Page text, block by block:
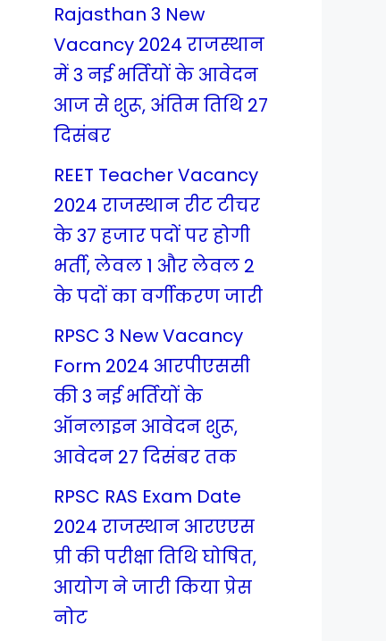
Rajasthan 3 New
Vacancy 2024 राजस्थान
में 3 नई भर्तियों के आवेदन
आज से शुरू, अंतिम तिथि 27
दिसंबर
REET Teacher Vacancy
2024 राजस्थान रीट टीचर
के 37 हजार पदों पर होगी
भर्ती, लेवल 1 और लेवल 2
के पदों का वर्गीकरण जारी
RPSC 3 New Vacancy
Form 2024 आरपीएससी
की 3 नई भर्तियों के
ऑनलाइन आवेदन शुरू,
आवेदन 27 दिसंबर तक
RPSC RAS Exam Date
2024 राजस्थान आरएएस
प्री की परीक्षा तिथि घोषित,
आयोग ने जारी किया प्रेस
नोट